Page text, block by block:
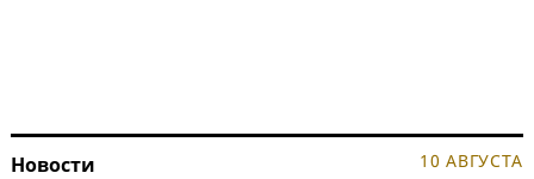
Новости 10 АВГУСТА